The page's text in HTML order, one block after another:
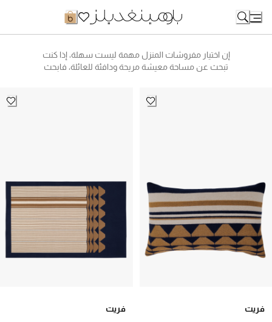
Content
إن اختيار مفروشات المنزل مهمة ليست سهلة، إذا كنت
تبحث عن مساحة معيشة مريحة ودافئة للعائلة، فابحث
بك عن طريق إضافة كراسي منجدة مصنوعة من
النوم أو إذا كنت شخصًا يحب الاستضافة، فقم بإعداد
مطبخك لإثارة إعجاب ضيوف الحفلات بأفخم أنواع
الشموع والسكاكين والأواني وأدوات المطبخ وأدوات
فريت فريت